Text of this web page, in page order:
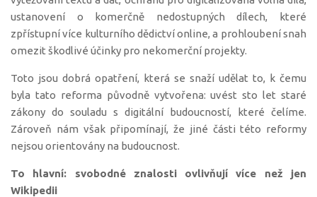
ustanovení o komerčně nedostupných dílech, které
zpřístupní více kulturního dědictví online, a prohloubení snah
omezit škodlivé účinky pro nekomerční projekty.
Toto jsou dobrá opatření, která se snaží udělat to, k čemu
byla tato reforma původně vytvořena: uvést sto let staré
zákony do souladu s digitální budoucností, které čelíme.
Zároveň nám však připomínají, že jiné části této reformy
nejsou orientovány na budoucnost.
To hlavní: svobodné znalosti ovlivňují více než jen
Wikipedii